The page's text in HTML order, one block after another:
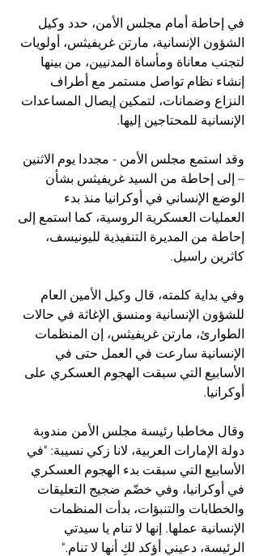
في إحاطة أمام مجلس الأمن، حدد وكيل
الشؤون الإنسانية، مارتن غريفيثس، أولويات
لتجنب معاناة ومأساة المدنيين، من بينها
إنشاء نظام تواصل مستمر مع أطراف
النزاع وضمانات، لتمكين إيصال المساعدات
الإنسانية للمحتاجين إليها.
وقد استمع مجلس الأمن - مجددا يوم الاثنين
– إلى إحاطة من السيد غريفيثس بشأن
الوضع الإنساني في أوكرانيا منذ بدء
العمليات العسكرية الروسية، كما استمع إلى
إحاطة من المديرة التنفيذية لليونيسف،
كاثرين راسيل.
وفي بداية كلمته، قال وكيل الأمين العام
للشؤون الإنسانية ومنسق الإغاثة في حالات
الطوارئ، مارتن غريفيثس، إن المنظمات
الإنسانية سارعت في العمل حتى في
الأسابيع التي سبقت الهجوم العسكري على
أوكرانيا.
وقال مخاطبا رئيسة مجلس الأمن مندوبة
دولة الإمارات العربية، لانا زكي نسيبة: "في
الأسابيع التي سبقت بدء الهجوم العسكري
في أوكرانيا، وفي خضّم ضجيج التعليقات
والخطابات والتنبؤات، بدأت المنظمات
الإنسانية عملها. إنها لا تنام يا سيدتي
الرئيسة، دعيني أؤكد لكِ أنها لا تنام."